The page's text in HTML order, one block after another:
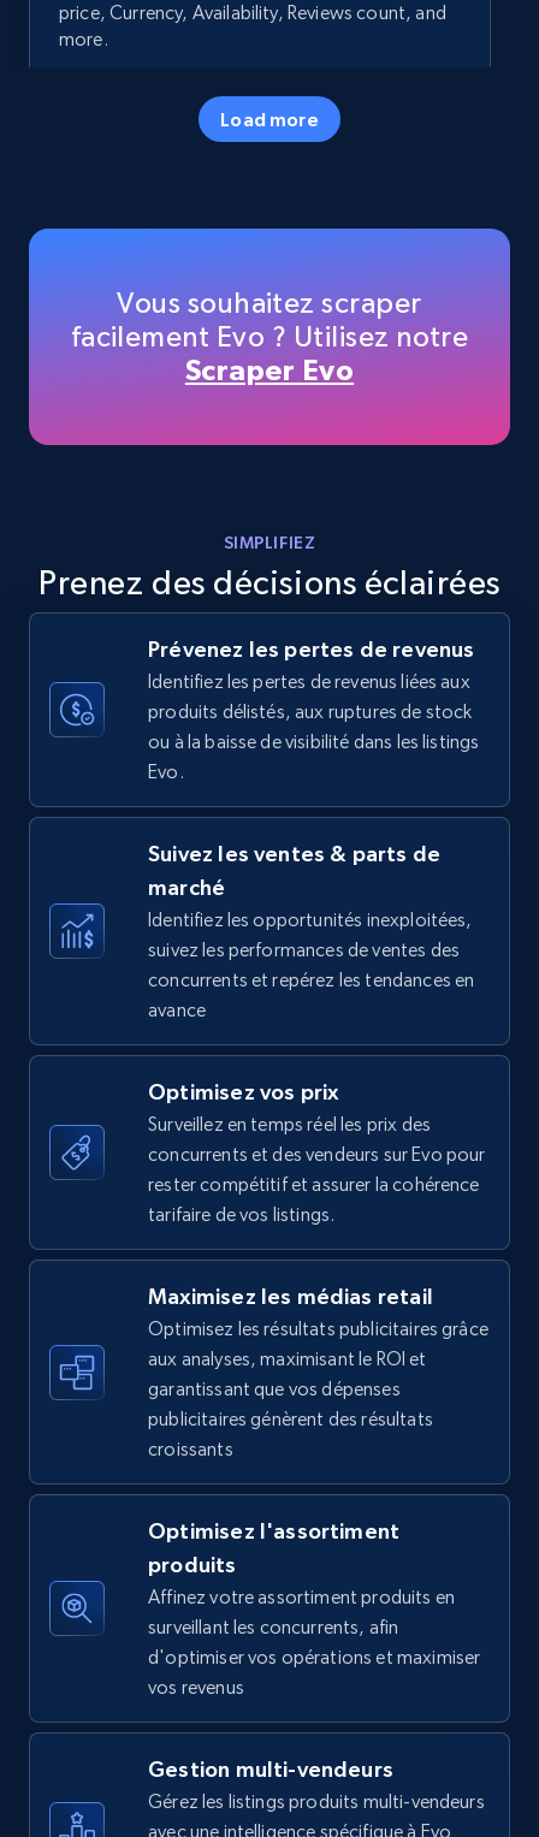
price, Currency, Availability, Reviews count, and
more.
5.7K+ Commencer
Title, Seller name, Brand, Description, Initial
price, Currency, Availability, Reviews count, and
more.
Title, Seller name, Brand, Description, Initial
price, Currency, Availability, Reviews count, and
35.3K+ 5.7K+ Commencer
URL, Product name, Product rating, Product
rating object, Product rating max, Rating,
Author name, Asin, and more.
872+ Commencer
Walmart - products
URL, Final price, Sku, Currency, Gtin,
Specifications, Image urls, Top reviews, and
5.6K+ 876+ Commencer
Walmart - products - Find new products by
using specific category URL
URL, Final price, Sku, Currency, Gtin,
more.
876+
Specifications, Image urls, Top reviews, and
more.
Load more
Vous souhaitez scraper
facilement Evo ? Utilisez notre
Scraper Evo
SIMPLIFIEZ
Prenez des décisions éclairées
Prévenez les pertes de revenus
Identifiez les pertes de revenus liées aux
produits délistés, aux ruptures de stock
ou à la baisse de visibilité dans les listings
Evo.
Suivez les ventes & parts de
marché
Identifiez les opportunités inexploitées,
suivez les performances de ventes des
concurrents et repérez les tendances en
avance
Optimisez vos prix
Surveillez en temps réel les prix des
concurrents et des vendeurs sur Evo pour
rester compétitif et assurer la cohérence
tarifaire de vos listings.
Maximisez les médias retail
Optimisez les résultats publicitaires grâce
aux analyses, maximisant le ROI et
garantissant que vos dépenses
publicitaires génèrent des résultats
croissants
Optimisez l'assortiment
produits
Affinez votre assortiment produits en
surveillant les concurrents, afin
d'optimiser vos opérations et maximiser
vos revenus
Gestion multi-vendeurs
Gérez les listings produits multi-vendeurs
avec une intelligence spécifique à Evo